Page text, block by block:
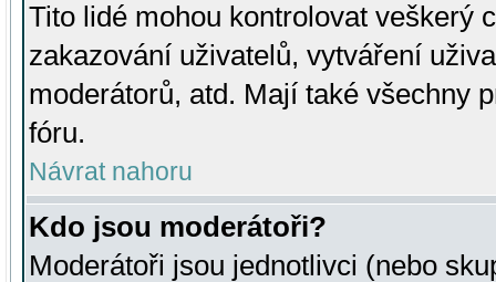
Tito lidé mohou kontrolovat veškerý
zakazování uživatelů, vytváření
moderátorů, atd. Mají také všechny
fóru.
Návrat nahoru
Kdo jsou moderátoři?
Moderátoři jsou jednotlivci (nebo